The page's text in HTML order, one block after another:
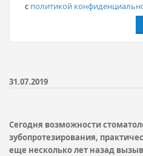
с политикой
31.07.2019
Сегодня возможности
зубопротезирования,
еще несколько лет назад